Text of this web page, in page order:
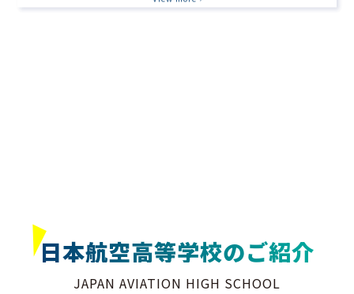
日本航空高等学校のご紹介
JAPAN AVIATION HIGH SCHOOL